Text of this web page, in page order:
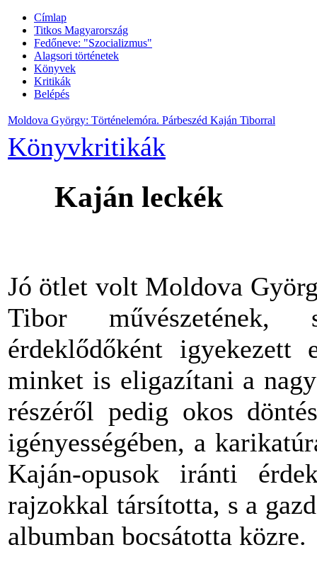
Címlap
Titkos Magyarország
Fedőneve: "Szocializmus"
Alagsori történetek
Könyvek
Kritikák
Belépés
Moldova György: Történelemóra. Párbeszéd Kaján Tiborral
Könyvkritikák
Kaján leckék
Jó ötlet volt Moldova
Tibor
művészetének,
érdeklődőként igyekezett
minket is eligazítani a nagy
részéről pedig okos
igényességében, a
Kaján-opusok
iránti
rajzokkal társította, s a
albumban bocsátotta közre.